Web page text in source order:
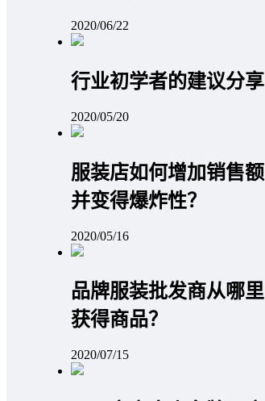
2020/06/22
行业初学者的建议分享
2020/05/20
服装店如何增加销售额
并变得爆炸性？
2020/05/16
品牌服装批发商从哪里
获得商品？
2020/07/15